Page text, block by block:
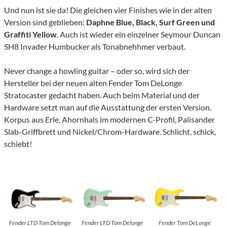
Und nun ist sie da! Die gleichen vier Finishes wie in der alten
Version sind geblieben: Daphne Blue, Black, Surf Green und
Graffiti Yellow . Auch ist wieder ein einzelner Seymour Duncan
SH8 Invader Humbucker als Tonabnehhmer verbaut.
Never change a howling guitar – oder so, wird sich der
Hersteller bei der neuen alten Fender Tom DeLonge
Stratocaster gedacht haben. Auch beim Material und der
Hardware setzt man auf die Ausstattung der ersten Version.
Korpus aus Erle, Ahornhals im modernen C-Profil, Palisander
Slab-Griffbrett und Nickel/Chrom-Hardware. Schlicht, schick,
schiebt!
Fender LTD Tom Delonge
Fender LTD Tom Delonge
Fender Tom DeLonge